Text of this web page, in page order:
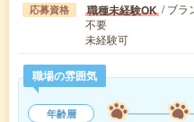
応募資格 職種未経験OK / ブラ
不要
未経験可
職場の雰囲気
年齢層